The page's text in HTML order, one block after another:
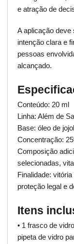
e atração de
A aplicação
intenção clara e
pessoas
alcançado.
Conteúdo: 20 ml
Linha: Além de
Base: óleo de
Concentração:
Composição
selecionadas,
Finalidade:
proteção legal e
Itens
• 1 frasco de
pipeta de vidro